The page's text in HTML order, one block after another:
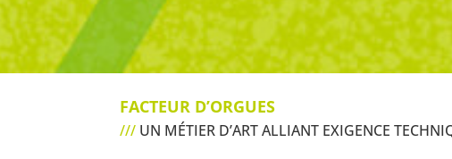
FACTEUR D’ORGUES
/// UN MÉTIER D’ART ALLIANT EXIGENCE